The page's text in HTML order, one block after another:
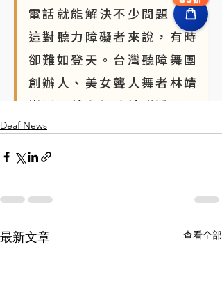
Deaf News
最新文章 查看全部